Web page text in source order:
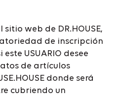
web de DR.HOUSE,
de inscripción
este USUARIO desee
de artículos
donde será
cubriendo un